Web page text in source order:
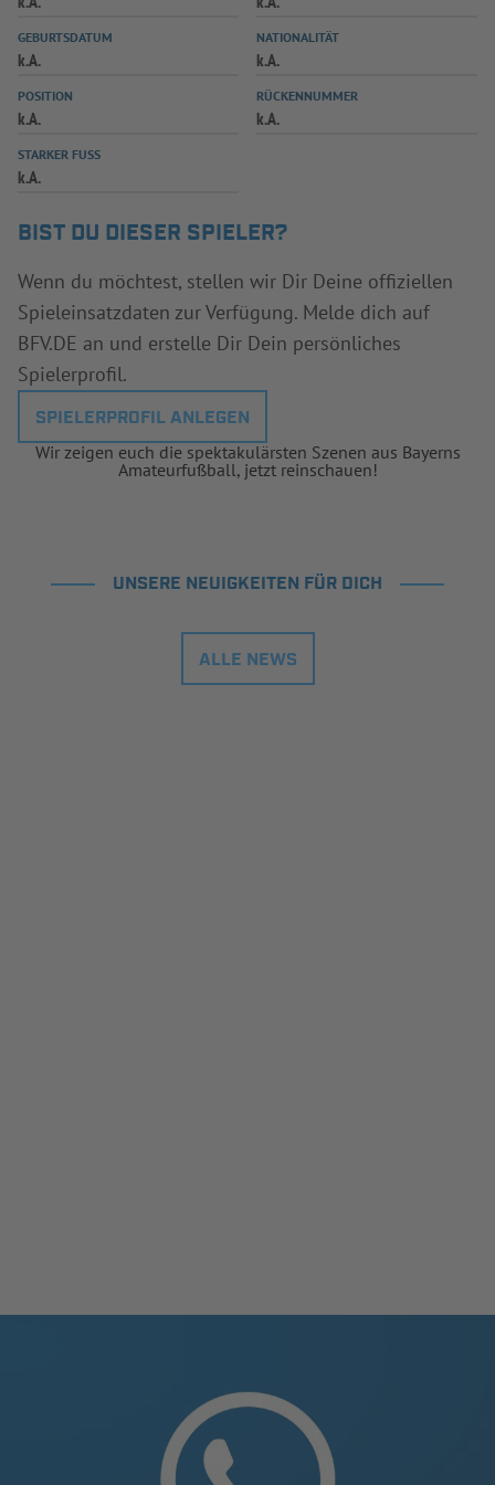
SPIELPLUS
GEBURTSDATUM
k.A.
NATIONALITÄT
k.A.
POSITION
k.A.
RÜCKENNUMMER
k.A.
STARKER FUSS
k.A.
BIST DU DIESER SPIELER?
Wenn du möchtest, stellen wir Dir Deine offiziellen
Spieleinsatzdaten zur Verfügung. Melde dich auf
BFV.DE an und erstelle Dir Dein persönliches
Spielerprofil.
SPIELERPROFIL ANLEGEN
Wir zeigen euch die spektakulärsten Szenen aus Bayerns
Amateurfußball, jetzt reinschauen!
UNSERE NEUIGKEITEN FÜR DICH
ALLE NEWS